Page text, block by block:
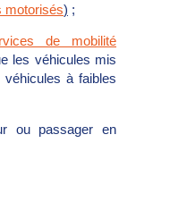
motorisés) ;
de mobilité
les véhicules mis
à faibles
ou passager en